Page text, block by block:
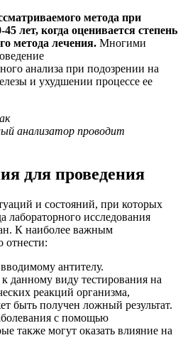
метода при
лет, когда оценивается степень
метода лечения. Многими
анализа при подозрении на
и ухудшении процессе ее
анализатор проводит
для проведения
и состояний, при которых
лабораторного исследования
К наиболее важным
отнести:
антителу.
данному виду тестирования на
реакций организма,
быть получен ложный результат.
с помощью
также могут оказать влияние на